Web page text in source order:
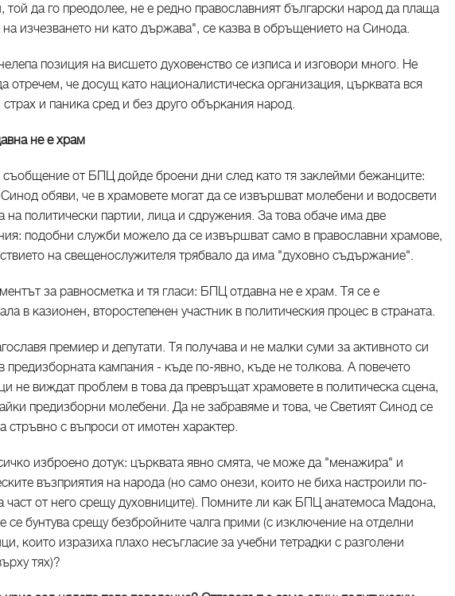
той да го преодолее, не е редно православният български народ да плаща
на изчезването ни като държава", се казва в обръщението на Синода.
позиция на висшето духовенство се изписа и изговори много. Не
отречем, че досущ като националистическа организация, църквата вся
и паника сред и без друго объркания народ.
не е храм
съобщение от БПЦ дойде броени дни след като тя заклейми бежанците:
обяви, че в храмовете могат да се извършват молебени и водосвети
на политически партии, лица и сдружения. За това обаче има две
подобни служби можело да се извършват само в православни храмове,
на свещенослужителя трябвало да има "духовно съдържание".
за равносметка и тя гласи: БПЦ отдавна не е храм. Тя се е
в казионен, второстепенен участник в политическия процес в страната.
премиер и депутати. Тя получава и не малки суми за активното си
предизборната кампания - къде по-явно, къде не толкова. А повечето
не виждат проблем в това да превръщат храмовете в политическа сцена,
предизборни молебени. Да не забравяме и това, че Светият Синод се
стръвно с въпроси от имотен характер.
изброено дотук: църквата явно смята, че може да "менажира" и
възприятия на народа (но само онези, които не биха настроили по-
част от него срещу духовниците). Помните ли как БПЦ анатемоса Мадона,
се бунтува срещу безбройните чалга прими (с изключение на отделни
които изразиха плахо несъгласие за учебни тетрадки с разголени
тях)?